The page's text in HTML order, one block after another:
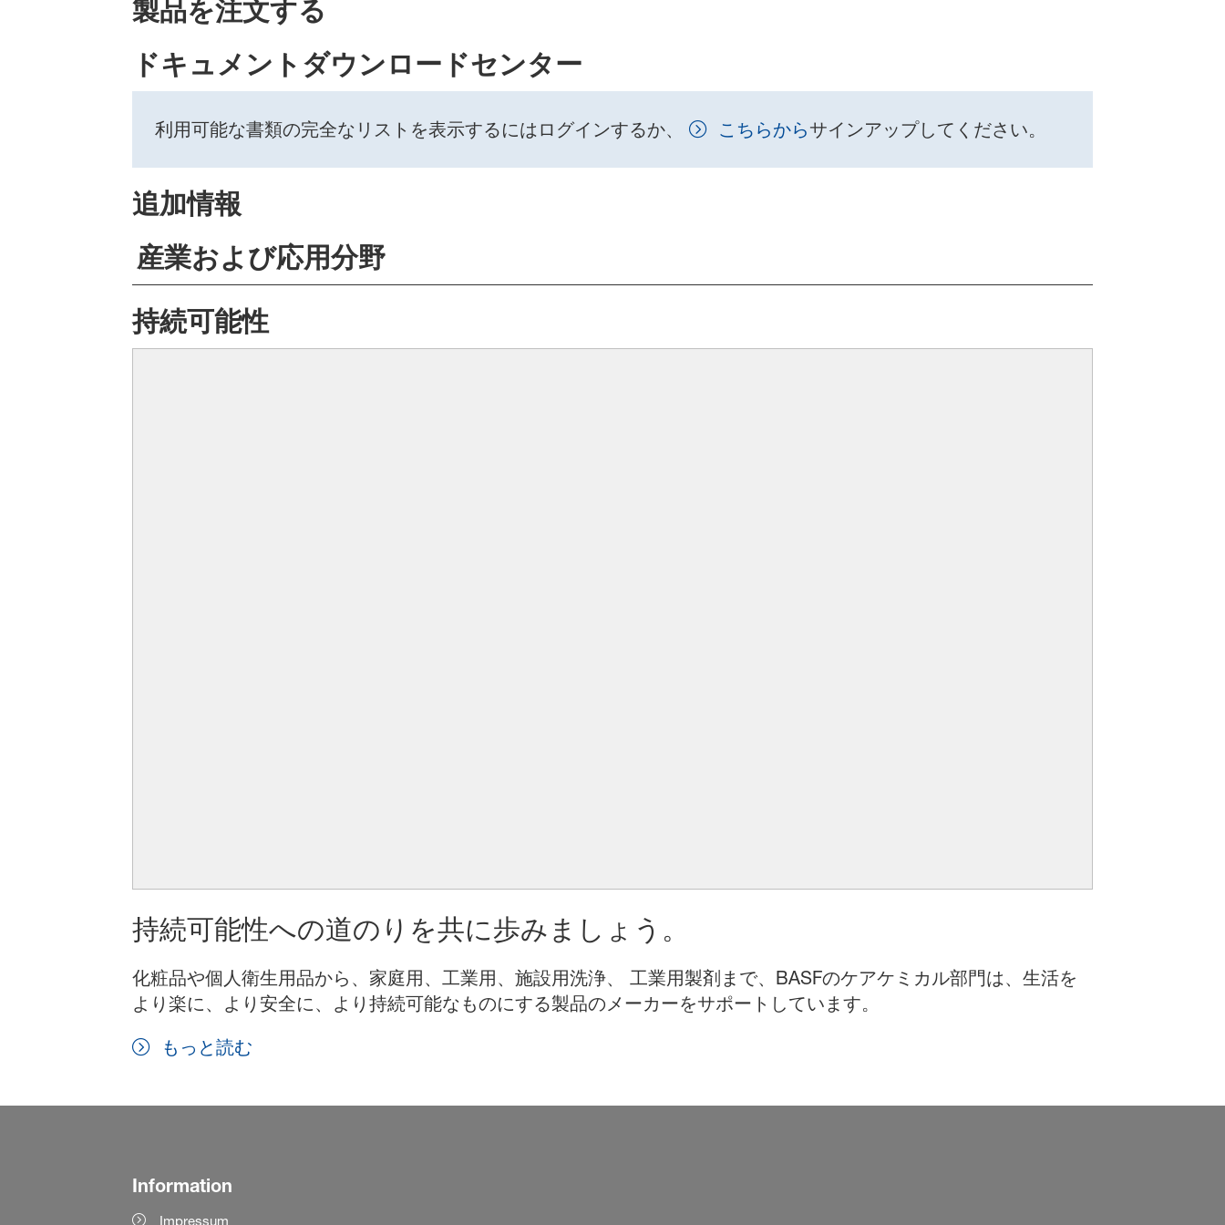
製品を注文する
ドキュメントダウンロードセンター
利用可能な書類の完全なリストを表示するにはログインするか、 こちらからサインアップしてください。
追加情報
産業および応用分野
持続可能性
持続可能性への道のりを共に歩みましょう。
化粧品や個人衛生用品から、家庭用、工業用、施設用洗浄、 工業用製剤まで、BASFのケアケミカル部門は、生活を
より楽に、より安全に、より持続可能なものにする製品のメーカーをサポートしています。
もっと読む
Information
Impressum